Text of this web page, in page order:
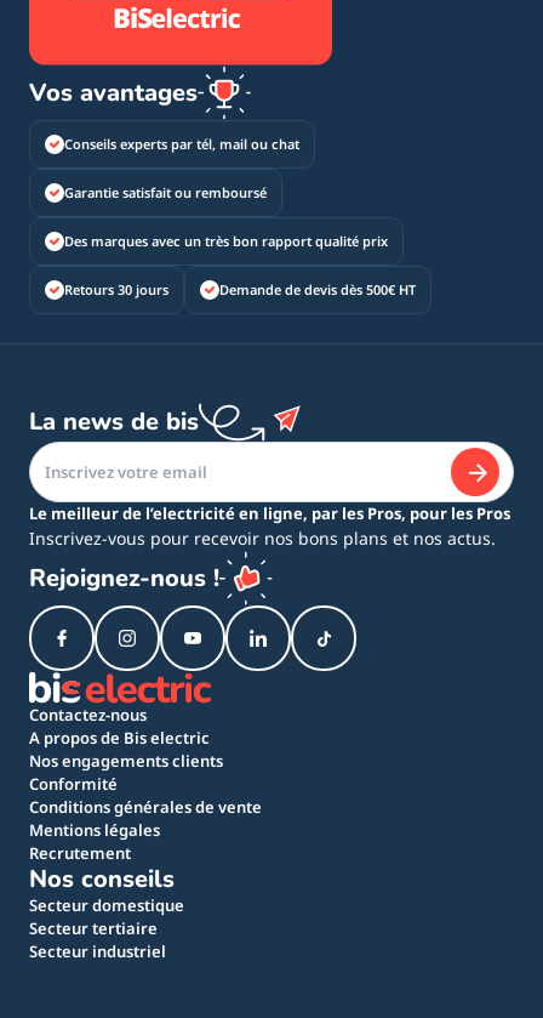
Vos avantages
Conseils experts par tél, mail ou chat
Garantie satisfait ou remboursé
Des marques avec un très bon rapport qualité prix
Retours 30 jours Demande de devis dès 500€ HT
La news de bis
Le meilleur de l’electricité en ligne, par les Pros, pour les Pros
Inscrivez-vous pour recevoir nos bons plans et nos actus.
Rejoignez-nous !
Contactez-nous
A propos de Bis electric
Nos engagements clients
Conformité
Conditions générales de vente
Mentions légales
Recrutement
Nos conseils
Secteur domestique
Secteur tertiaire
Secteur industriel